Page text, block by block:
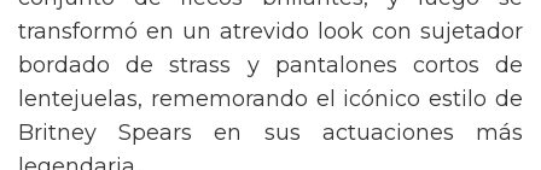
conjunto de flecos brillantes, y luego se
transformó en un atrevido look con sujetador
bordado de strass y pantalones cortos de
lentejuelas, rememorando el icónico estilo de
Britney Spears en sus actuaciones más